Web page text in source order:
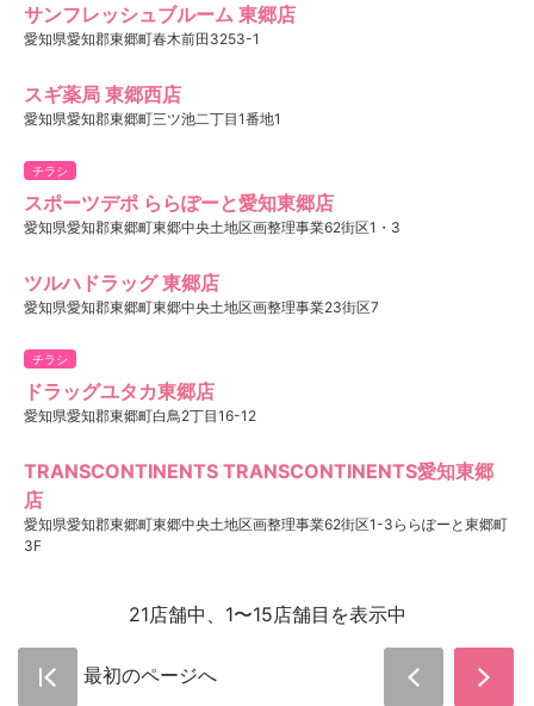
サンフレッシュブルーム 東郷店
愛知県愛知郡東郷町春木前田3253-1
スギ薬局 東郷西店
愛知県愛知郡東郷町三ツ池二丁目1番地1
チラシ
スポーツデポ ららぽーと愛知東郷店
愛知県愛知郡東郷町東郷中央土地区画整理事業62街区1・3
ツルハドラッグ 東郷店
愛知県愛知郡東郷町東郷中央土地区画整理事業23街区7
チラシ
ドラッグユタカ東郷店
愛知県愛知郡東郷町白鳥2丁目16-12
TRANSCONTINENTS TRANSCONTINENTS愛知東郷
店
愛知県愛知郡東郷町東郷中央土地区画整理事業62街区1-3ららぽーと東郷町
3F
21店舗中、1〜15店舗目を表示中
最初のページへ